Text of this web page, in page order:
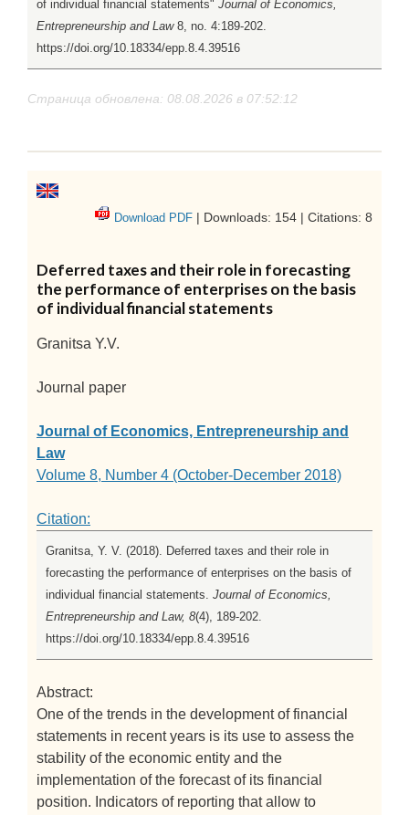
of individual financial statements" Journal of Economics,
Entrepreneurship and Law 8, no. 4:189-202.
https://doi.org/10.18334/epp.8.4.39516
Страница обновлена: 08.08.2026 в 07:52:12
Download PDF | Downloads: 154 | Citations: 8
Deferred taxes and their role in forecasting
the performance of enterprises on the basis
of individual financial statements
Granitsa Y.V.
Journal paper
Journal of Economics, Entrepreneurship and
Law
Volume 8, Number 4 (October-December 2018)
Citation:
Granitsa, Y. V. (2018). Deferred taxes and their role in
forecasting the performance of enterprises on the basis of
individual financial statements. Journal of Economics,
Entrepreneurship and Law, 8(4), 189-202.
https://doi.org/10.18334/epp.8.4.39516
Abstract:
One of the trends in the development of financial
statements in recent years is its use to assess the
stability of the economic entity and the
implementation of the forecast of its financial
position. Indicators of reporting that allow to